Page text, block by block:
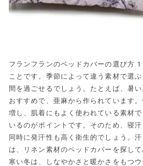
フランフランのベッドカバーの選び方
ことです。季節によって違う素材で選
間を過ごせるでしょう。たとえば、暑
おすすめで、亜麻から作られています
増し、肌着にもよく使われている素材
いるのがポイントです。そのため、寝
同時に発汗性も高く衛生的でしょう。
は、リネン素材のベッドカバーを探し
寒い冬は、しなやかさと暖かさをもつ